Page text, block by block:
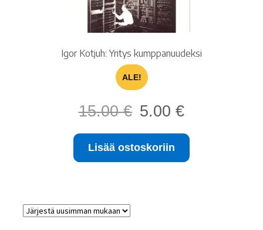
Igor Kotjuh: Yritys kumppanuudeksi
ALE!
15.00€
Alkuperäinen
hinta
oli:
15.00 €.
5.00€Nykyinen
on:
Lisää ostoskoriin